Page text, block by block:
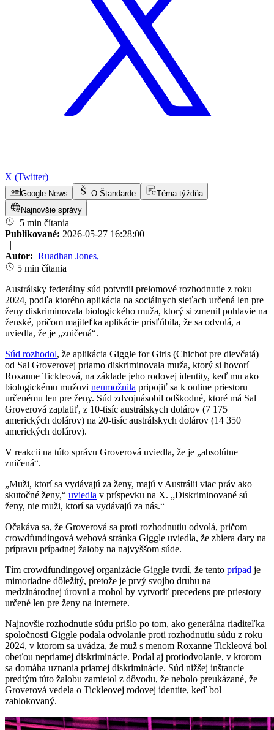
X (Twitter)
Google News O Štandarde
Téma týždňa
Najnovšie správy
5 min čítania
Publikované: 2026-05-27 16:28:00
|
Autor: Ruadhan Jones,
5 min čítania
Austrálsky federálny súd potvrdil prelomové rozhodnutie z roku
2024, podľa ktorého aplikácia na sociálnych sieťach určená len pre
ženy diskriminovala biologického muža, ktorý si zmenil pohlavie na
ženské, pričom majiteľka aplikácie prisľúbila, že sa odvolá, a
uviedla, že je „zničená“.
Súd rozhodol, že aplikácia Giggle for Girls (Chichot pre dievčatá)
od Sal Groverovej priamo diskriminovala muža, ktorý si hovorí
Roxanne Tickleová, na základe jeho rodovej identity, keď mu ako
biologickému mužovi neumožnila pripojiť sa k online priestoru
určenému len pre ženy. Súd zdvojnásobil odškodné, ktoré má Sal
Groverová zaplatiť, z 10-tisíc austrálskych dolárov (7 175
amerických dolárov) na 20-tisíc austrálskych dolárov (14 350
amerických dolárov).
V reakcii na túto správu Groverová uviedla, že je „absolútne
zničená“.
„Muži, ktorí sa vydávajú za ženy, majú v Austrálii viac práv ako
skutočné ženy,“ uviedla v príspevku na X. „Diskriminované sú
ženy, nie muži, ktorí sa vydávajú za nás.“
Očakáva sa, že Groverová sa proti rozhodnutiu odvolá, pričom
crowdfundingová webová stránka Giggle uviedla, že zbiera dary na
prípravu prípadnej žaloby na najvyššom súde.
Tím crowdfundingovej organizácie Giggle tvrdí, že tento prípad je
mimoriadne dôležitý, pretože je prvý svojho druhu na
medzinárodnej úrovni a mohol by vytvoriť precedens pre priestory
určené len pre ženy na internete.
Najnovšie rozhodnutie súdu prišlo po tom, ako generálna riaditeľka
spoločnosti Giggle podala odvolanie proti rozhodnutiu súdu z roku
2024, v ktorom sa uvádza, že muž s menom Roxanne Tickleová bol
obeťou nepriamej diskriminácie. Podal aj protiodvolanie, v ktorom
sa domáha uznania priamej diskriminácie. Súd nižšej inštancie
predtým túto žalobu zamietol z dôvodu, že nebolo preukázané, že
Groverová vedela o Tickleovej rodovej identite, keď bol
zablokovaný.